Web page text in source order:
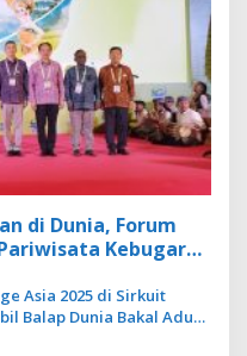
di Dunia, Forum
Kebugaran
Asia 2025 di Sirkuit
Balap Dunia Bakal Adu